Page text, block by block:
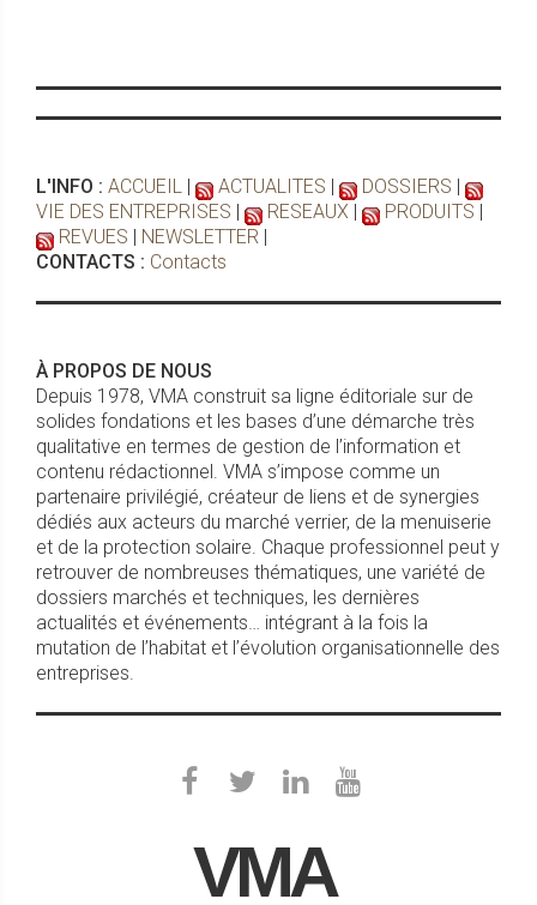
L'INFO : ACCUEIL ACTUALITES DOSSIERS
VIE DES ENTREPRISES
RESEAUX PRODUITS
REVUES
NEWSLETTER
CONTACTS : Contacts
À PROPOS DE NOUS
Depuis 1978, VMA construit sa ligne éditoriale sur de
solides fondations et les bases d’une démarche très
qualitative en termes de gestion de l’information et
contenu rédactionnel. VMA s’impose comme un
partenaire privilégié, créateur de liens et de synergies
dédiés aux acteurs du marché verrier, de la menuiserie
et de la protection solaire. Chaque professionnel peut y
retrouver de nombreuses thématiques, une variété de
dossiers marchés et techniques, les dernières
actualités et événements… intégrant à la fois la
mutation de l’habitat et l’évolution organisationnelle des
entreprises.
VMA